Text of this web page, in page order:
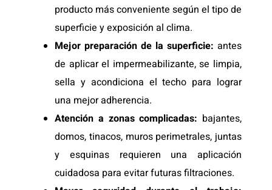
producto más conveniente según el tipo de
superficie y exposición al clima.
Mejor preparación de la superficie: antes
de aplicar el impermeabilizante, se limpia,
sella y acondiciona el techo para lograr
una mejor adherencia.
Atención a zonas complicadas: bajantes,
domos, tinacos, muros perimetrales, juntas
y esquinas requieren una aplicación
cuidadosa para evitar futuras filtraciones.